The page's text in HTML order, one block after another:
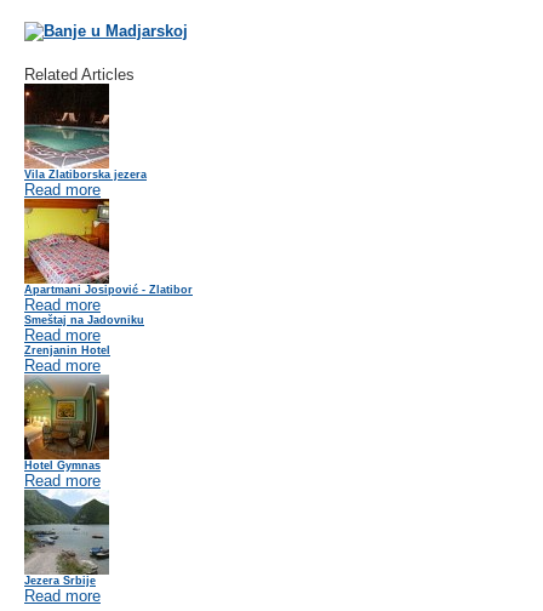
Related Articles
Vila Zlatiborska jezera
Read more
Apartmani Josipović - Zlatibor
Read more
Smeštaj na Jadovniku
Read more
Zrenjanin Hotel
Read more
Hotel Gymnas
Read more
Jezera Srbije
Read more